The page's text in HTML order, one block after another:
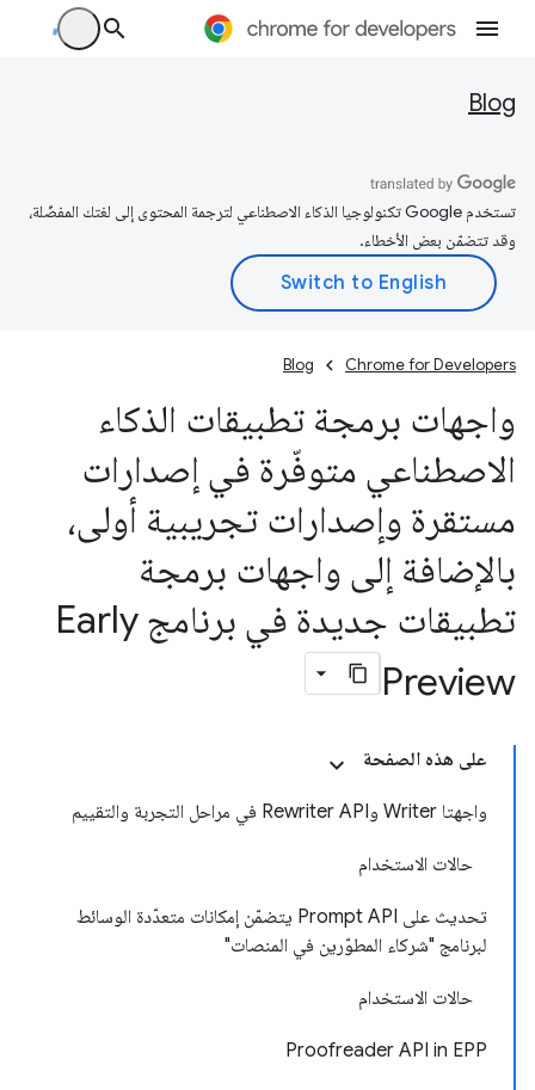
Blog
تستخدم Google تكنولوجيا الذكاء الاصطناعي لترجمة المحتوى إلى لغتك المفضّلة،
وقد تتضمّن بعض الأخطاء.
Chrome for Developers
Blog
واجهات برمجة تطبيقات الذكاء
الاصطناعي متوفّرة في إصدارات
مستقرة وإصدارات تجريبية أولى،
بالإضافة إلى واجهات برمجة
تطبيقات جديدة في برنامج Early
Preview
على هذه الصفحة
واجهتا Writer وRewriter API في مراحل التجربة والتقييم
حالات الاستخدام
تحديث على Prompt API يتضمّن إمكانات متعدّدة الوسائط
لبرنامج "شركاء المطوّرين في المنصات"
حالات الاستخدام
Proofreader API in EPP